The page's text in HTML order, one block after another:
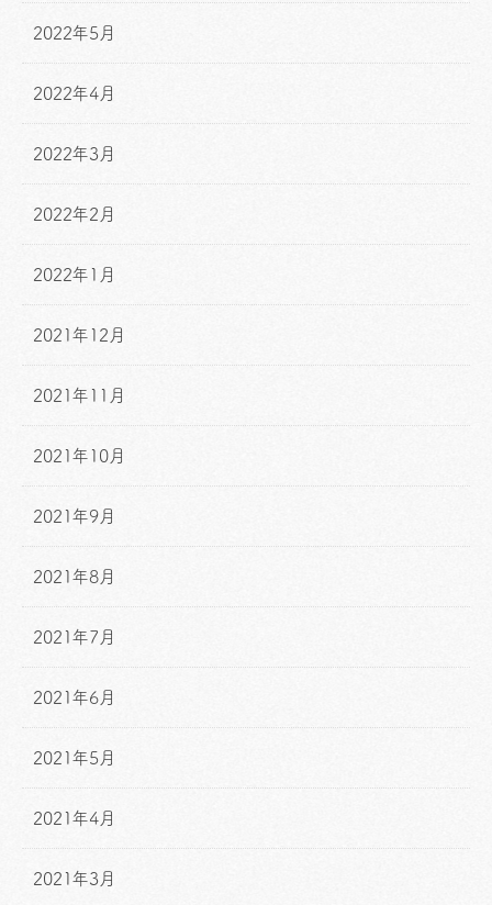
2022年5月
2022年4月
2022年3月
2022年2月
2022年1月
2021年12月
2021年11月
2021年10月
2021年9月
2021年8月
2021年7月
2021年6月
2021年5月
2021年4月
2021年3月